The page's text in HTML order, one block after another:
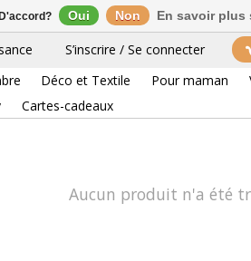
S’inscrire / Se connecter
Déco et Textile Pour maman
Cartes-cadeaux
0
Aucun produit n'a été
Oui Non En savoir plus